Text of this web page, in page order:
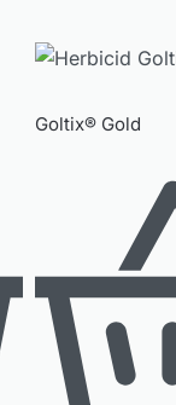
Goltix® Gold